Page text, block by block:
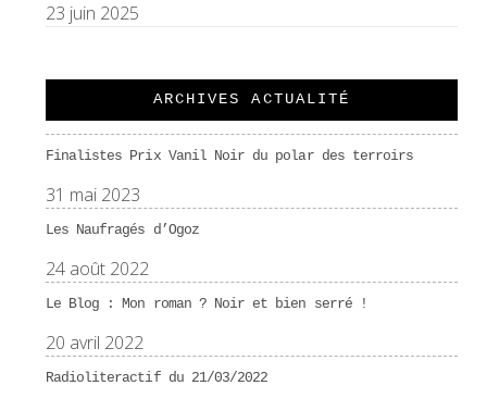
23 juin 2025
ARCHIVES ACTUALITÉ
Finalistes Prix Vanil Noir du polar des terroirs
31 mai 2023
Les Naufragés d’Ogoz
24 août 2022
Le Blog : Mon roman ? Noir et bien serré !
20 avril 2022
Radioliteractif du 21/03/2022